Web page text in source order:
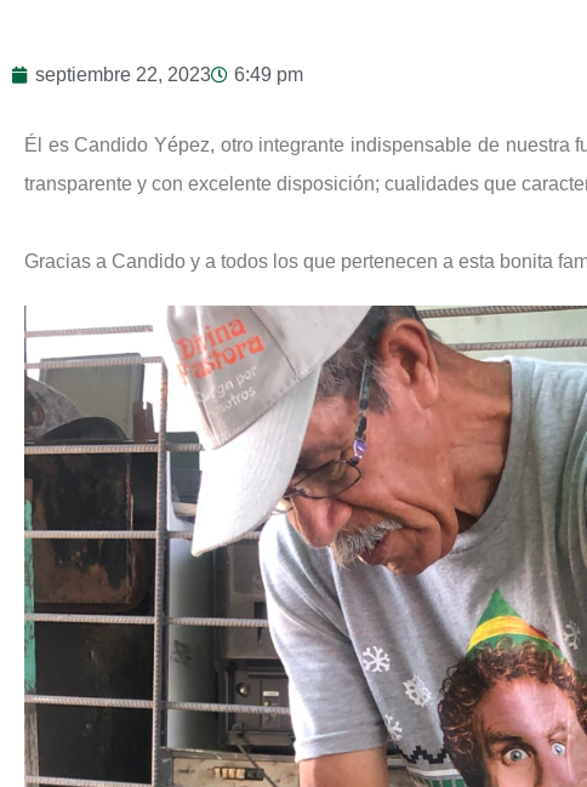
septiembre 22, 2023 6:49 pm
Él es Candido Yépez, otro integrante indispensable de nuestra
transparente y con excelente disposición; cualidades que
Gracias a Candido y a todos los que pertenecen a esta bonita